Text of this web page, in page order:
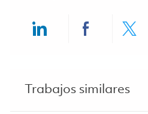
Trabajos similares